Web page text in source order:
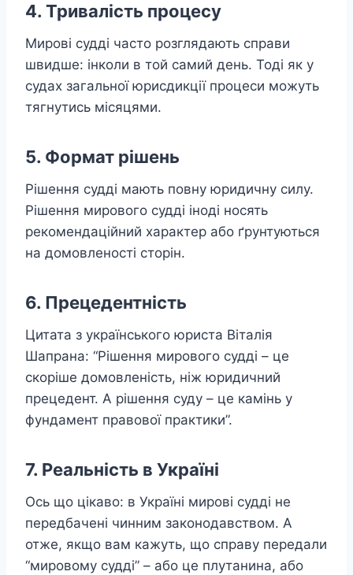
4. Тривалість процесу
Мирові судді часто розглядають справи
швидше: інколи в той самий день. Тоді як у
судах загальної юрисдикції процеси можуть
тягнутись місяцями.
5. Формат рішень
Рішення судді мають повну юридичну силу.
Рішення мирового судді іноді носять
рекомендаційний характер або ґрунтуються
на домовленості сторін.
6. Прецедентність
Цитата з українського юриста Віталія
Шапрана: “Рішення мирового судді – це
скоріше домовленість, ніж юридичний
прецедент. А рішення суду – це камінь у
фундамент правової практики”.
7. Реальність в Україні
Ось що цікаво: в Україні мирові судді не
передбачені чинним законодавством. А
отже, якщо вам кажуть, що справу передали
“мировому судді” – або це плутанина, або